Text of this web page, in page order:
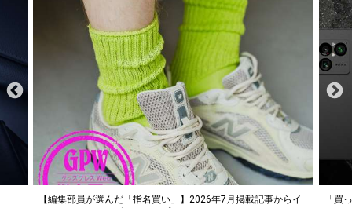
「買って損なし」の極上スマホ5選【GoodsPress 2026上半期
薄着